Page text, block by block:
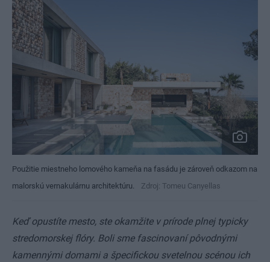
Použitie miestneho lomového kameňa na fasádu je zároveň odkazom na
malorskú vernakulárnu architektúru.
Zdroj: Tomeu Canyellas
Keď opustíte mesto, ste okamžite v prírode plnej typicky
stredomorskej flóry. Boli sme fascinovaní pôvodnými
kamennými domami a špecifickou svetelnou scénou ich